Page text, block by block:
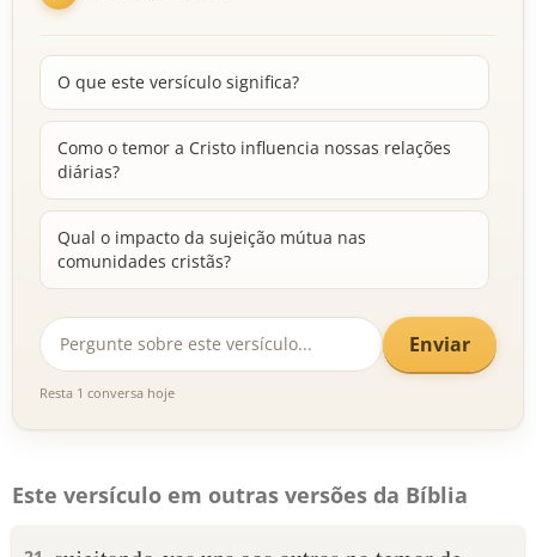
O que este versículo significa?
Como o temor a Cristo influencia nossas relações
diárias?
Qual o impacto da sujeição mútua nas
comunidades cristãs?
Enviar
Resta 1 conversa hoje
Este versículo em outras versões da Bíblia